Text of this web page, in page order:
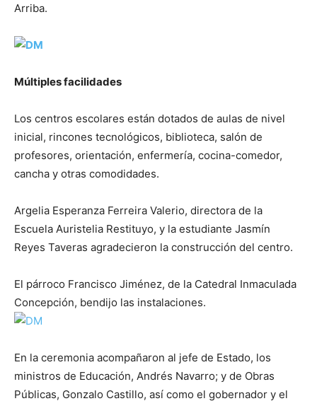
Arriba.
Múltiples facilidades
Los centros escolares están dotados de aulas de nivel
inicial, rincones tecnológicos, biblioteca, salón de
profesores, orientación, enfermería, cocina-comedor,
cancha y otras comodidades.
Argelia Esperanza Ferreira Valerio, directora de la
Escuela Auristelia Restituyo, y la estudiante Jasmín
Reyes Taveras agradecieron la construcción del centro.
El párroco Francisco Jiménez, de la Catedral Inmaculada
Concepción, bendijo las instalaciones.
En la ceremonia acompañaron al jefe de Estado, los
ministros de Educación, Andrés Navarro; y de Obras
Públicas, Gonzalo Castillo, así como el gobernador y el